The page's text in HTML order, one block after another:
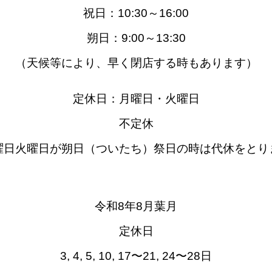
祝日：10:30～ 16:00
朔日：9:00～13:30
（天候等により、早く閉店する時もあります）
定休日：月曜日・火曜日
不定休
日火曜日が朔日（ついたち）祭日の時は代休をとり
令和8年8月葉月
定休日
3, 4, 5, 10, 17〜21, 24〜28日